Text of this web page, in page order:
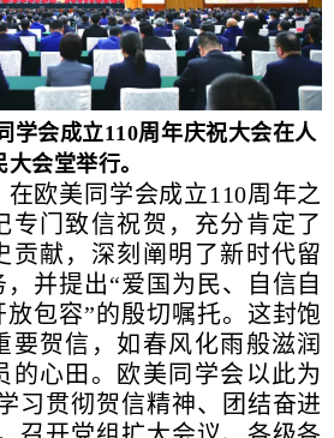
学会成立110周年庆祝大会在人
大会堂举行。
欧美同学会成立110周年之
专门致信祝贺，充分肯定了
贡献，深刻阐明了新时代留
并提出“爱国为民、自信自
包容”的殷切嘱托。这封饱
要贺信，如春风化雨般滋润
的心田。欧美同学会以此为
习贯彻贺信精神、团结奋进